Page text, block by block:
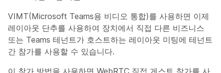
VIMT(Microsoft Teams용 비디오 통합)를 사용하면 이제
레이아웃 단추를 사용하여 장치에서 직접 다른 비즈니스
또는 Teams 테넌트가 호스트하는 레이아웃 미팅에 테넌트
간 참가를 사용할 수 있습니다.